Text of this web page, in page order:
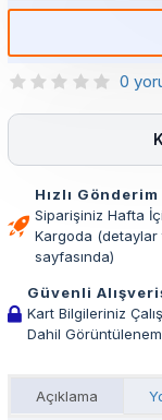
0
Hızlı Gönderim
Siparişiniz Hafta
Kargoda (detaylar
sayfasında)
Güvenli
Kart Bilgileriniz
Dahil
Açıklama